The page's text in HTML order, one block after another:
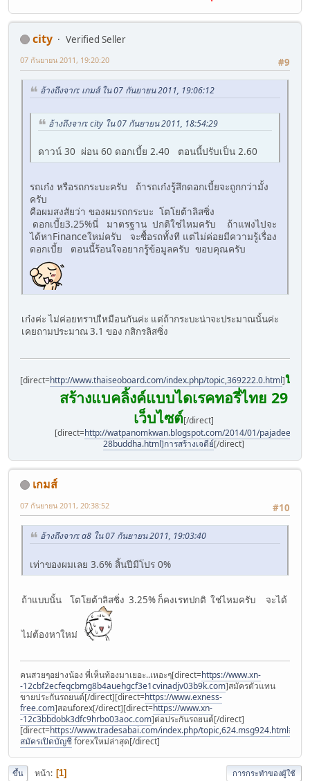
city
Verified Seller
#9
07 กันยายน 2011, 19:20:20
อ้างถึงจาก: เกมส์ ใน 07 กันยายน 2011, 19:06:12
อ้างถึงจาก: city ใน 07 กันยายน 2011, 18:54:29
ดาวน์ 30 ผ่อน 60 ดอกเบี้ย 2.40 ตอนนี้ปรับเป็น 2.60
รถเก๋ง หรือรถกระบะครับ ถ้ารถเก๋งรู้สึกดอกเบี้ยจะถูกกว่ามั้ง
ครับ
คือผมสงสัยว่า ของผมรถกระบะ โตโยต้าลิสซิ่ง
ดอกเบี้ย3.25%นี่ มาตรฐาน ปกติใช่ไหมครับ ถ้าแพงไปจะ
ได้หาFinanceใหม่ครับ จะซื้อรถทั้งที แต่ไม่ค่อยมีความรู้เรื่อง
ดอกเบี้ย ตอนนี้ร้อนใจอยากรู้ข้อมูลครับ ขอบคุณครับ
เก๋งค่ะ ไม่ค่อยทราบเืหมือนกันค่ะ แต่ถ้ากระบะน่าจะประมาณนั้นค่ะ
เคยถามประมาณ 3.1 ของ กสิกรลิสซิ่ง
[direct=http://www.thaiseoboard.com/index.php/topic,369222.0.html]บริ
สร้างแบคลิ้งค์แบบไดเรคทอรี่ไทย 29
เว็บไซต์[/direct]
[direct=http://watpanomkwan.blogspot.com/2014/01/pajadee-
28buddha.html]การสร้างเจดีย์[/direct]
เกมส์
#10
07 กันยายน 2011, 20:38:52
อ้างถึงจาก: a8 ใน 07 กันยายน 2011, 19:03:40
เท่าของผมเลย 3.6% สิ้นปีมีโปร 0%
ถ้าแบบนั้น โตโยต้าลิสซิ่ง 3.25% ก็คงเรทปกติ ใช่ไหมครับ จะได้
ไม่ต้องหาใหม่
คนสวยๆอย่างน้อง พี่เห็นท้องมาเยอะ..เหอะๆ[direct=https://www.xn-
-12cbf2ecfeqcbmg8b4auehgcf3e1cvinadjv03b9k.com]สมัครตัวแทน
ขายประกันรถยนต์[/direct][direct=https://www.exness-
free.com]สอนforex[/direct][direct=https://www.xn-
-12c3bbdobk3dfc9hrbo03aoc.com]ต่อประกันรถยนต์[/direct]
[direct=https://www.tradesabai.com/index.php/
สมัครเปิดบัญชีforexใหม่ล่าสุด[/direct]
ขึ้น หน้า 1 การกระทำของผู้ใช้